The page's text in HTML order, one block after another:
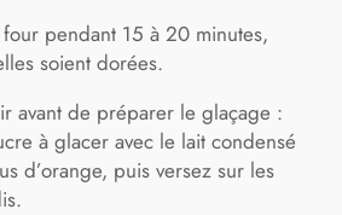
pendant 15 à 20 minutes,
soient dorées.
avant de préparer le glaçage :
à glacer avec le lait condensé
d’orange, puis versez sur les